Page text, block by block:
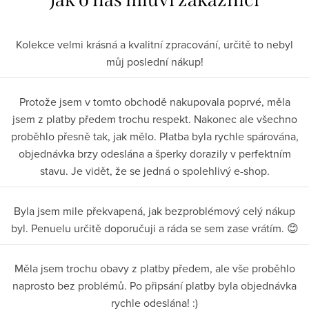
Kolekce velmi krásná a kvalitní zpracování, určitě to nebyl
můj poslední nákup!
Protože jsem v tomto obchodě nakupovala poprvé, měla
jsem z platby předem trochu respekt. Nakonec ale všechno
proběhlo přesně tak, jak mělo. Platba byla rychle spárována,
objednávka brzy odeslána a šperky dorazily v perfektním
stavu. Je vidět, že se jedná o spolehlivý e-shop.
Byla jsem mile překvapená, jak bezproblémový celý nákup
byl. Penuelu určitě doporučuji a ráda se sem zase vrátím. 😊
Měla jsem trochu obavy z platby předem, ale vše proběhlo
naprosto bez problémů. Po připsání platby byla objednávka
rychle odeslána! :)